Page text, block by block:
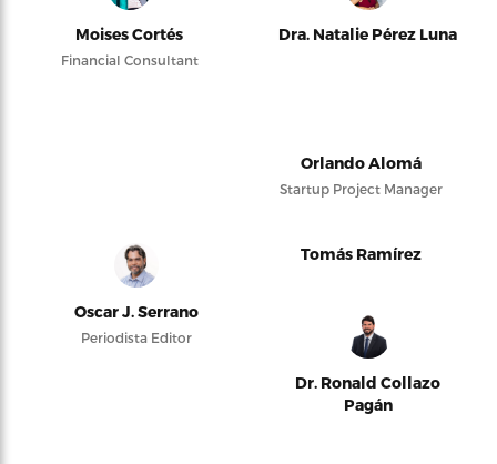
Moises Cortés
Financial Consultant
Dra. Natalie Pérez Luna
Orlando Alomá
Startup Project Manager
Oscar J. Serrano
Periodista Editor
Tomás Ramírez
Dr. Ronald Collazo
Pagán